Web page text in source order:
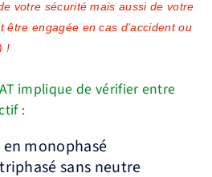
votre sécurité mais aussi de votre
être engagée en cas d'accident ou
!
implique de vérifier entre
:
monophasé
sans neutre